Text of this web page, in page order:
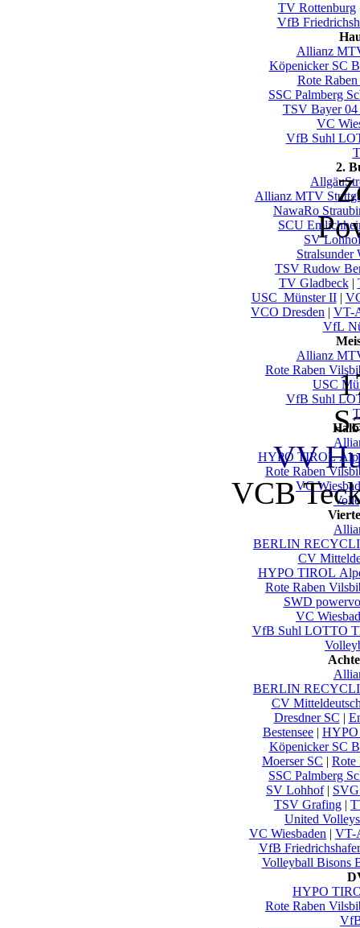
TV Rottenburg
VfB
Allianz
Köpenicker SC
Rote
SSC Palmberg
TSV Bayer 04
VC
VfB Suhl
2.
Allianz MTV
NawaRo
SCU
SV
Stralsunder
TSV Rudow
TV Gladbeck|
USC_Münster II|
VCO Dresden | VT-
VfL
Allianz
Rote Raben
USC
VfB Suhl
HYPO TIROL
Rote Raben
VC
BERLIN
CV
HYPO TIROL
Rote Raben
SWD
VC
VfB Suhl LOTTO
BERLIN
CV
Dresdner SC |
Bestensee | HYPO
Köpenicker SC
Moerser SC | Rote
SSC Palmberg
SV Lohhof|
TSV Grafing |
United
VC Wiesbaden | VT-
VfB
Volleyball Bisons
HYPO
Rote Raben
VV
VCB